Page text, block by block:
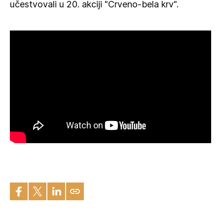
učestvovali u 20. akciji "Crveno-bela krv".